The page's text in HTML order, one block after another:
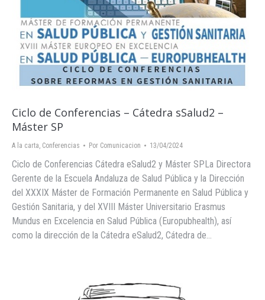
Ciclo de Conferencias – Cátedra sSalud2 –
Máster SP
A la carta, Conferencias Por Comunicacion 13/04/2024
Ciclo de Conferencias Cátedra eSalud2 y Máster SPLa Directora
Gerente de la Escuela Andaluza de Salud Pública y la Dirección
del XXXIX Máster de Formación Permanente en Salud Pública y
Gestión Sanitaria, y del XVIII Máster Universitario Erasmus
Mundus en Excelencia en Salud Pública (Europubhealth), así
como la dirección de la Cátedra eSalud2, Cátedra de…